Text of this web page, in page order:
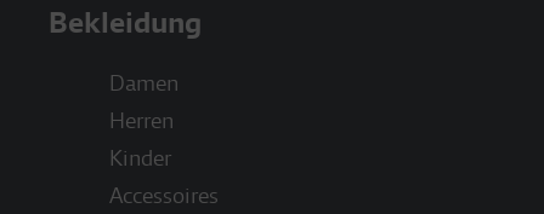
Bekleidung
Damen
Herren
Kinder
Accessoires